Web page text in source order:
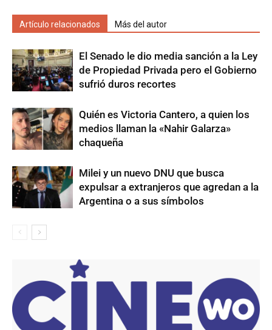
Artículo relacionados Más del autor
El Senado le dio media sanción a la Ley
de Propiedad Privada pero el Gobierno
sufrió duros recortes
Quién es Victoria Cantero, a quien los
medios llaman la «Nahir Galarza»
chaqueña
Milei y un nuevo DNU que busca
expulsar a extranjeros que agredan a la
Argentina o a sus símbolos